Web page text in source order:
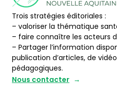
Trois stratégies éditoriales :
– valoriser la thématique
– faire connaître les acteurs
– Partager l’information
publication d’articles, de
pédagogiques.
Nous contacter